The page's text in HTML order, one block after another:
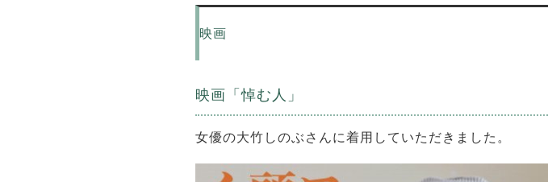
映画
映画「悼む人」
女優の大竹しのぶさんに着用していただきました。